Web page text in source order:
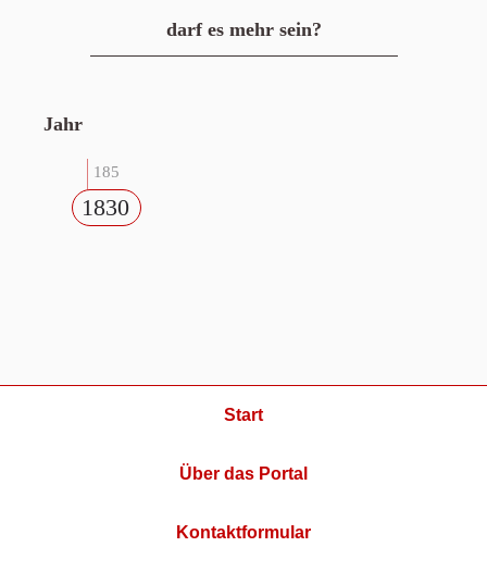
darf es mehr sein?
Jahr
185
1830
Start
Über das Portal
Kontaktformular